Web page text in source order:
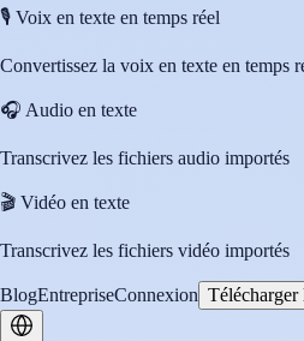
🎙️ Voix en texte en temps réel
Convertissez la voix en texte en temps
🎧 Audio en texte
Transcrivez les fichiers audio importés
🎬 Vidéo en texte
Transcrivez les fichiers vidéo importés
BlogEntrepriseConnexion